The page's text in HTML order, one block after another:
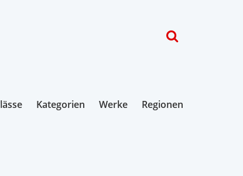
Kategorien Werke Regionen